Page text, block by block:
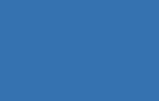
。ご了承ください。